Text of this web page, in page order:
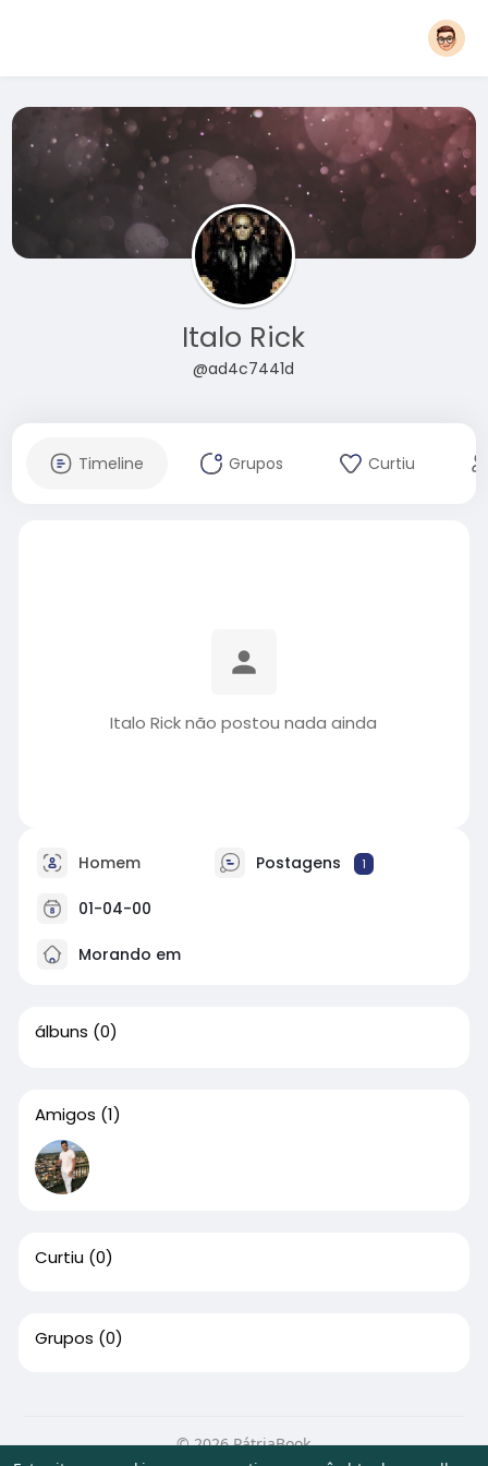
Italo Rick
@ad4c7441d
Timeline Grupos Curtiu
Italo Rick não postou nada ainda
Homem Postagens 1
01-04-00
Morando em
álbuns (0)
Amigos (1)
Curtiu (0)
Grupos (0)
© 2026 PátriaBook